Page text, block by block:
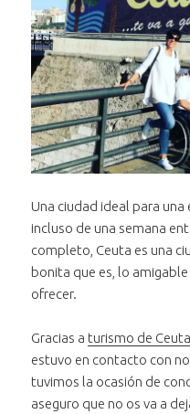
Una ciudad ideal para
incluso de una semana
completo, Ceuta es una
bonita que es, lo
ofrecer.
Gracias a turismo de Ceuta,
estuvo en contacto con
tuvimos la ocasión de
aseguro que no os va a